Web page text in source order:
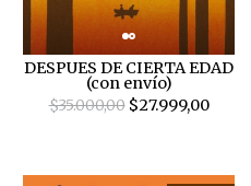
DESPUES DE CIERTA EDAD
(con envío)
$35.000,00$27.999,00